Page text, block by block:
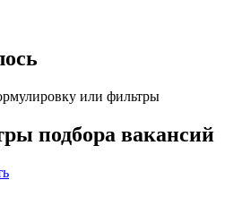
или фильтры
подбора вакансий